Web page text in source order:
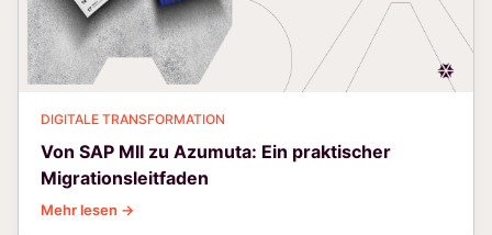
DIGITALE TRANSFORMATION
Von SAP MII zu Azumuta: Ein praktischer
Migrationsleitfaden
Mehr lesen →